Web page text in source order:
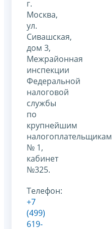
г.
Москва,
ул.
Сивашская,
дом 3,
Межрайонная
инспекции
Федеральной
налоговой
службы
по
крупнейшим
налогоплательщикам
№ 1,
кабинет
№325.
Телефон:
+7
(499)
619-